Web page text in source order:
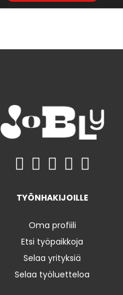
TYÖNHAKIJOILLE
Oma profiili
Etsi työpaikkoja
Selaa yrityksiä
Selaa työluetteloa